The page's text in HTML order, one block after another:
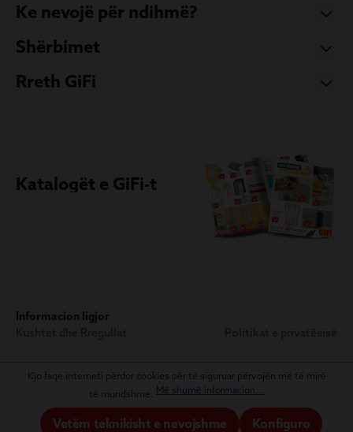
Ke nevojë për ndihmë?
Shërbimet
Rreth GiFi
Katalogët e GiFi-t
Informacion ligjor
Kjo faqe interneti përdor cookies për të siguruar përvojën më të mirë
të mundshme. Më shumë informacion...
Vetëm teknikisht e nevojshme Konfiguro